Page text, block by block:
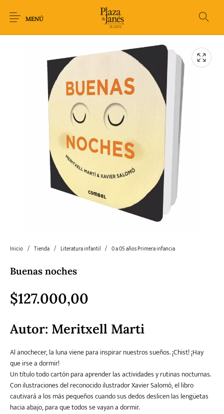
MENÚ
Novedades Arqueología Arte Biografía
Crimen Thriller Ecolibros
Filosofía
Humor gráfico-
Comic
Literatura infantil
Literatura juvenil
Literatura
Política Sagas
Inicio / Tienda / Literatura infantil / 0 a 05 años Primera infancia
Buenas noches
$127.000,00
Autor: Meritxell Marti
Al anochecer, la luna viene para inspirar nuestros sueños. ¡Chist! ¡Hay
que irse a dormir!
Un título todo cartón para aprender las actividades y rutinas nocturnas.
Con ilustraciones del reconocido ilustrador Xavier Salomó, el libro
cautivará a los más pequeños cuando sus dedos deslicen las lengüetas
hacia abajo, para que todos se vayan a dormir.